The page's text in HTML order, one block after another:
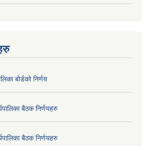
बोर्डको निर्णय
बैठक निर्णयहरु
बैठक निर्णयहरु